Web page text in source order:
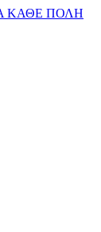
ΚΑΘΕ ΠΟΛΗ